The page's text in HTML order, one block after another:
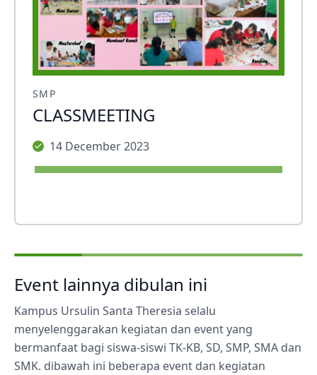
SMP
CLASSMEETING
14 December 2023
Event lainnya dibulan ini
Kampus Ursulin Santa Theresia selalu
menyelenggarakan kegiatan dan event yang
bermanfaat bagi siswa-siswi TK-KB, SD, SMP, SMA dan
SMK. dibawah ini beberapa event dan kegiatan